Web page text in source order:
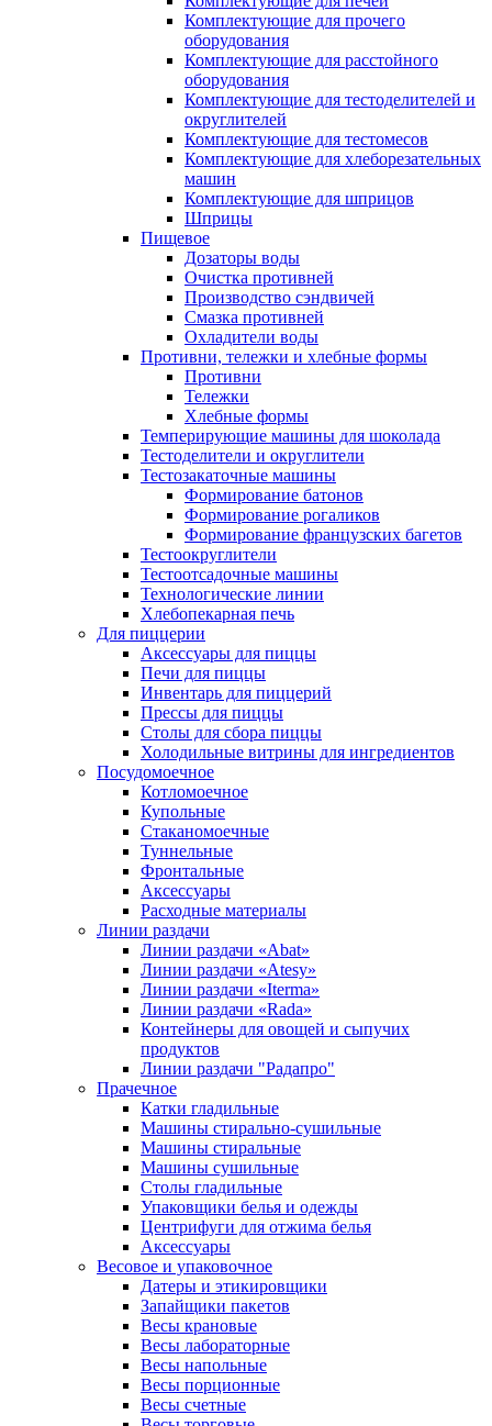
Комплектующие для прочего
оборудования
Комплектующие для расстойного
оборудования
Комплектующие для тестоделителей и
округлителей
Комплектующие для тестомесов
Комплектующие для хлеборезательных
машин
Комплектующие для шприцов
Шприцы
Пищевое
Дозаторы воды
Очистка противней
Производство сэндвичей
Смазка противней
Охладители воды
Противни, тележки и хлебные формы
Противни
Тележки
Хлебные формы
Темперирующие машины для шоколада
Тестоделители и округлители
Тестозакаточные машины
Формирование батонов
Формирование рогаликов
Формирование французских багетов
Тестоокруглители
Тестоотсадочные машины
Технологические линии
Хлебопекарная печь
Для пиццерии
Аксессуары для пиццы
Печи для пиццы
Инвентарь для пиццерий
Прессы для пиццы
Столы для сбора пиццы
Холодильные витрины для ингредиентов
Посудомоечное
Котломоечное
Купольные
Стаканомоечные
Туннельные
Фронтальные
Аксессуары
Расходные материалы
Линии раздачи
Линии раздачи «Abat»
Линии раздачи «Atesy»
Линии раздачи «Iterma»
Линии раздачи «Rada»
Контейнеры для овощей и сыпучих
продуктов
Линии раздачи "Радапро"
Прачечное
Катки гладильные
Машины стирально-сушильные
Машины стиральные
Машины сушильные
Столы гладильные
Упаковщики белья и одежды
Центрифуги для отжима белья
Аксессуары
Весовое и упаковочное
Датеры и этикировщики
Запайщики пакетов
Весы крановые
Весы лабораторные
Весы напольные
Весы порционные
Весы счетные